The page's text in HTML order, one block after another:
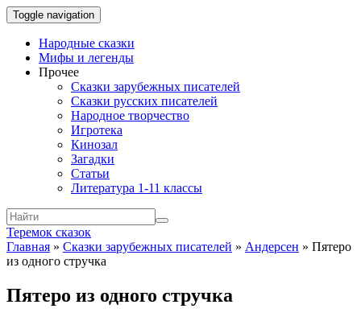
Toggle navigation
Народные сказки
Мифы и легенды
Прочее
Сказки зарубежных писателей
Сказки русских писателей
Народное творчество
Игротека
Кинозал
Загадки
Статьи
Литература 1-11 классы
Теремок сказок
Главная » Сказки зарубежных писателей » Андерсен » Пятеро
из одного стручка
Пятеро из одного стручка